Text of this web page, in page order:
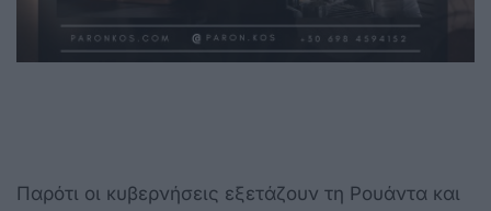
Παρότι οι κυβερνήσεις εξετάζουν τη Ρουάντα και